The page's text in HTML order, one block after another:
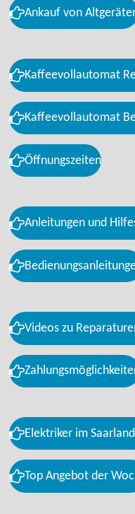
Ankauf von
Kaffeevollautomat
Kaffeevollautomat
Öffnungszeiten
Anleitungen und
Videos zu
Elektriker im
Top Angebot der